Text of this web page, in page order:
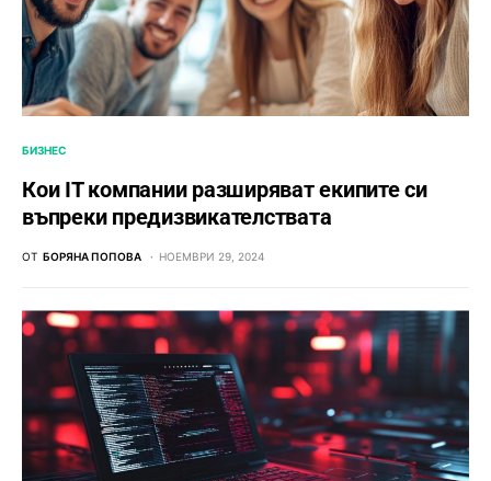
БИЗНЕС
Кои IT компании разширяват екипите си
въпреки предизвикателствата
ОТ БОРЯНА ПОПОВА НОЕМВРИ 29, 2024